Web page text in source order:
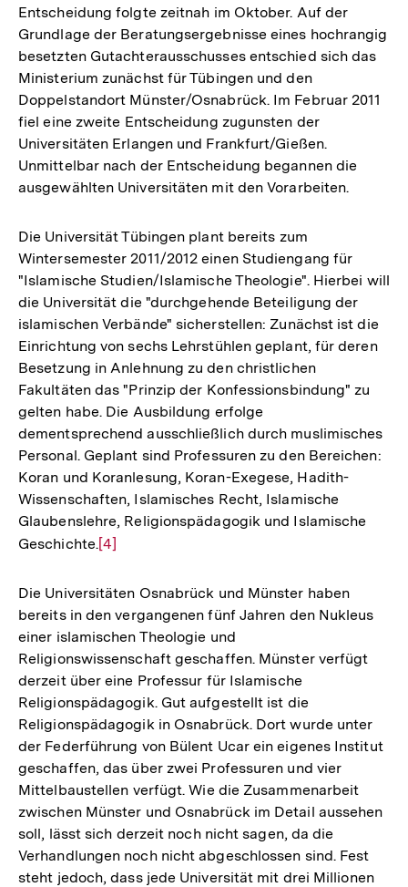
Entscheidung folgte zeitnah im Oktober. Auf der
Grundlage der Beratungsergebnisse eines hochrangig
besetzten Gutachterausschusses entschied sich das
Ministerium zunächst für Tübingen und den
Doppelstandort Münster/Osnabrück. Im Februar 2011
fiel eine zweite Entscheidung zugunsten der
Universitäten Erlangen und Frankfurt/Gießen.
Unmittelbar nach der Entscheidung begannen die
ausgewählten Universitäten mit den Vorarbeiten.
Die Universität Tübingen plant bereits zum
Wintersemester 2011/2012 einen Studiengang für
"Islamische Studien/Islamische Theologie". Hierbei will
die Universität die "durchgehende Beteiligung der
islamischen Verbände" sicherstellen: Zunächst ist die
Einrichtung von sechs Lehrstühlen geplant, für deren
Besetzung in Anlehnung zu den christlichen
Fakultäten das "Prinzip der Konfessionsbindung" zu
gelten habe. Die Ausbildung erfolge
dementsprechend ausschließlich durch muslimisches
Personal. Geplant sind Professuren zu den Bereichen:
Koran und Koranlesung, Koran-Exegese, Hadith-
Wissenschaften, Islamisches Recht, Islamische
Glaubenslehre, Religionspädagogik und Islamische
Geschichte.Zur
der
Fußnote
[4]
Die Universitäten Osnabrück und Münster haben
bereits in den vergangenen fünf Jahren den Nukleus
einer islamischen Theologie und
Religionswissenschaft geschaffen. Münster verfügt
derzeit über eine Professur für Islamische
Religionspädagogik. Gut aufgestellt ist die
Religionspädagogik in Osnabrück. Dort wurde unter
der Federführung von Bülent Ucar ein eigenes Institut
geschaffen, das über zwei Professuren und vier
Mittelbaustellen verfügt. Wie die Zusammenarbeit
zwischen Münster und Osnabrück im Detail aussehen
soll, lässt sich derzeit noch nicht sagen, da die
Verhandlungen noch nicht abgeschlossen sind. Fest
steht jedoch, dass jede Universität mit drei Millionen